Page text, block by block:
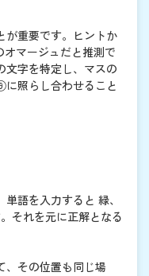
が重要です。ヒントか
オマージュだと推測で
文字を特定し、マスの
照らし合わせること
語を入力すると 緑、
それを元に正解となる
、その位置も同じ場